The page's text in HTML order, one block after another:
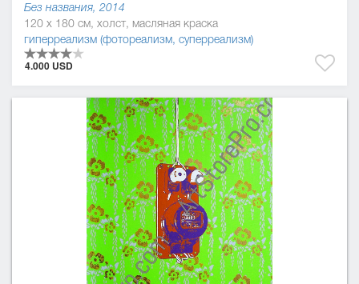
Без названия, 2014
120 x 180 см, холст, масляная краска
гиперреализм (фотореализм, суперреализм)
4.000 USD